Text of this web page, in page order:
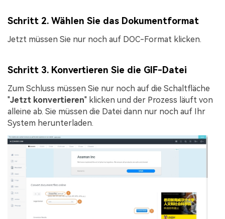
Schritt 2. Wählen Sie das Dokumentformat
Jetzt müssen Sie nur noch auf DOC-Format klicken.
Schritt 3. Konvertieren Sie die GIF-Datei
Zum Schluss müssen Sie nur noch auf die Schaltfläche
"Jetzt konvertieren" klicken und der Prozess läuft von
alleine ab. Sie müssen die Datei dann nur noch auf Ihr
System herunterladen.